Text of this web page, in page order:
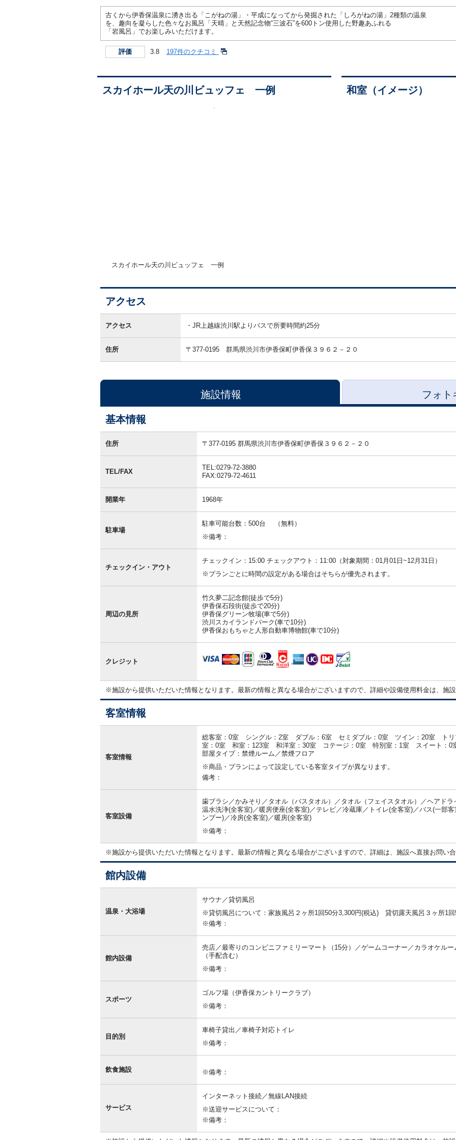
古くから伊香保温泉に湧き出る「こがねの湯」・平成になってから発掘された「しろがねの湯」2種類の温泉
を、趣向を凝らした色々なお風呂「天晴」と天然記念物“三波石”を600トン使用した野趣あふれる
「岩風呂」でお楽しみいただけます。
評価 3.8 197件のクチコミ
スカイホール天の川ビュッフェ 一例
スカイホール天の川ビュッフェ 一例
和室（イメージ）
アクセス
クアクセス JR上越線渋川駅よりバスで所要時間約25分
住所 〒377-0195 群馬県渋川市伊香保町伊香保３９６２－２０
施設情報 フォト
基本情報
本住所 〒377-0195 群馬県渋川市伊香保町伊香保３９６２－２０
TEL/FAX
TEL:0279-72-3880
FAX:0279-72-4611
開業年 1968年
駐車場
駐車可能台数：500台 （無料）
※備考：
チェックイン・アウト
チェックイン：15:00 チェックアウト：11:00（対象期間：01月01日~12月31日）
※プランごとに時間の設定がある場合はそちらが優先されます。
周辺の見所
竹久夢二記念館(徒歩で5分)
伊香保石段街(徒歩で20分)
伊香保グリーン牧場(車で5分)
渋川スカイランドパーク(車で10分)
伊香保おもちゃと人形自動車博物館(車で10分)
クレジット
※施設から提供いただいた情報となります。最新の情報と異なる場合がございますので、詳細や設備使用料金は、施設
客室情報
報
客室情報
総客室：0室 シングル：2室 ダブル：6室 セミダブル：0室 ツイン：20室 ト
室：0室 和室：123室 和洋室：30室 コテージ：0室 特別室：1室 スイート：0
部屋タイプ：禁煙ルーム／禁煙フロア
※商品・プランによって設定している客室タイプが異なります。
備考：
客室設備
歯ブラシ／かみそり／タオル（バスタオル）／タオル（フェイスタオル）／ヘアド
温水洗浄(全客室)／暖房便座(全客室)／テレビ／冷蔵庫／トイレ(全客室)／バス(一部
ンプー)／冷房(全客室)／暖房(全客室)
※備考：
※施設から提供いただいた情報となります。最新の情報と異なる場合がございますので、詳細は、施設へ直接お問い合
館内設備
設
備
温泉・大浴場
サウナ／貸切風呂
※貸切風呂について：家族風呂２ヶ所1回50分3,300円(税込) 貸切露天風呂３ヶ所1回
※備考：
館内設備
売店／最寄りのコンビニファミリーマート（15分）／ゲームコーナー／カラオケル
（手配含む）
※備考：
スポーツ
ゴルフ場（伊香保カントリークラブ）
※備考：
目的別
車椅子貸出／車椅子対応トイレ
※備考：
飲食施設 ※備考：
サービス
インターネット接続／無線LAN接続
※送迎サービスについて：
※備考：